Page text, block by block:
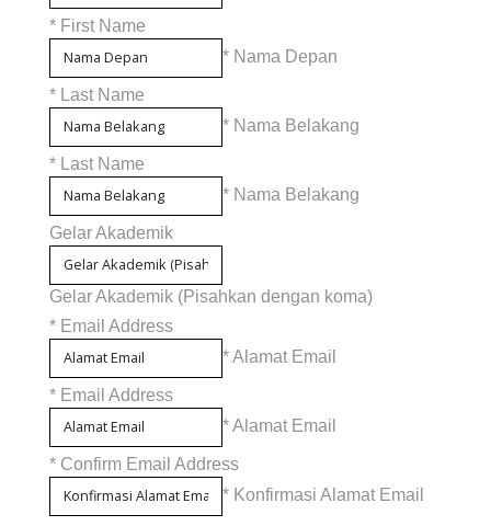
* First Name
* Nama Depan
* Last Name
* Nama Belakang
* Last Name
* Nama Belakang
Gelar Akademik
Gelar Akademik (Pisahkan dengan koma)
* Email Address
* Alamat Email
* Email Address
* Alamat Email
* Confirm Email Address
* Konfirmasi Alamat Email